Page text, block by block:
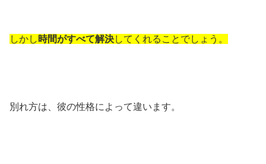
しかし 時間がすべて解決してくれることでしょう。
別れ方は、彼の性格によって違います。